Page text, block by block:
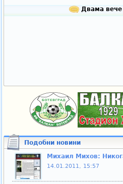
Двама вече
Подобни новини
Михаил Михов:
14.01.2011, 15:57